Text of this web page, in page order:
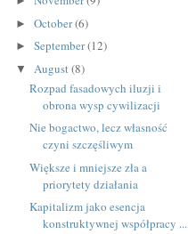
► October(6)
► September(12)
▼ August(8)
Rozpad fasadowych iluzji i
obrona wysp cywilizacji
Nie bogactwo, lecz własność
czyni szczęśliwym
Większe i mniejsze zła a
priorytety działania
Kapitalizm jako esencja
konstruktywnej współpracy ...